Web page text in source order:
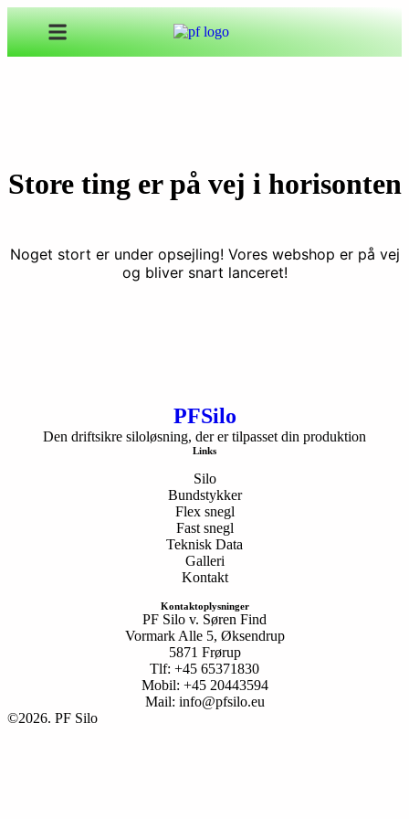
Store ting er på vej i horisonten
Noget stort er under opsejling! Vores webshop er på vej
og bliver snart lanceret!
PFSilo
Den driftsikre siloløsning, der er tilpasset din produktion
Links
Silo
Bundstykker
Flex snegl
Fast snegl
Teknisk Data
Galleri
Kontakt
Kontaktoplysninger
PF Silo v. Søren Find
Vormark Alle 5, Øksendrup
5871 Frørup
Tlf: +45 65371830
Mobil: +45 20443594
Mail: info@pfsilo.eu
©2026. PF Silo